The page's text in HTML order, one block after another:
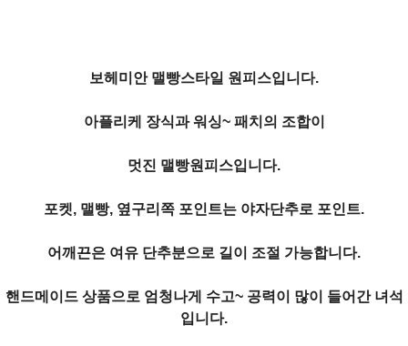
보헤미안 맬빵스타일 원피스입니다.
아플리케 장식과 워싱~ 패치의 조합이
멋진 맬빵원피스입니다.
포켓, 맬빵, 옆구리쪽 포인트는 야자단추로 포인트.
어깨끈은 여유 단추분으로 길이 조절 가능합니다.
핸드메이드 상품으로 엄청나게 수고~ 공력이 많이 들어간 녀석
입니다.